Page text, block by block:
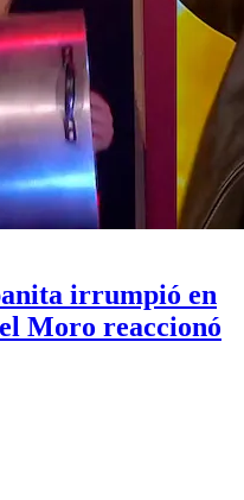
irrumpió en
Moro reaccionó